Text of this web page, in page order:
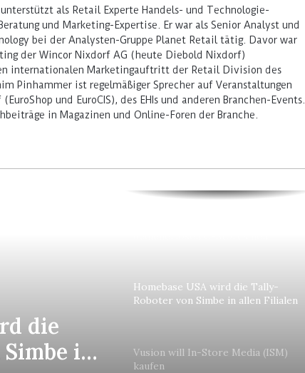
als Retail Experte Handels- und Technologie-
und Marketing-Expertise. Er war als Senior Analyst und
bei der Analysten-Gruppe Planet Retail tätig. Davor war
der Wincor Nixdorf AG (heute Diebold Nixdorf)
internationalen Marketingauftritt der Retail Division des
Pinhammer ist regelmäßiger Sprecher auf Veranstaltungen
und EuroCIS), des EHIs und anderen Branchen-Events.
in Magazinen und Online-Foren der Branche.
die
in
Homebase USA wird die Tally-
Roboter von Simbe in allen Filialen
Vusion will In-Store Media (ISM)
kaufen